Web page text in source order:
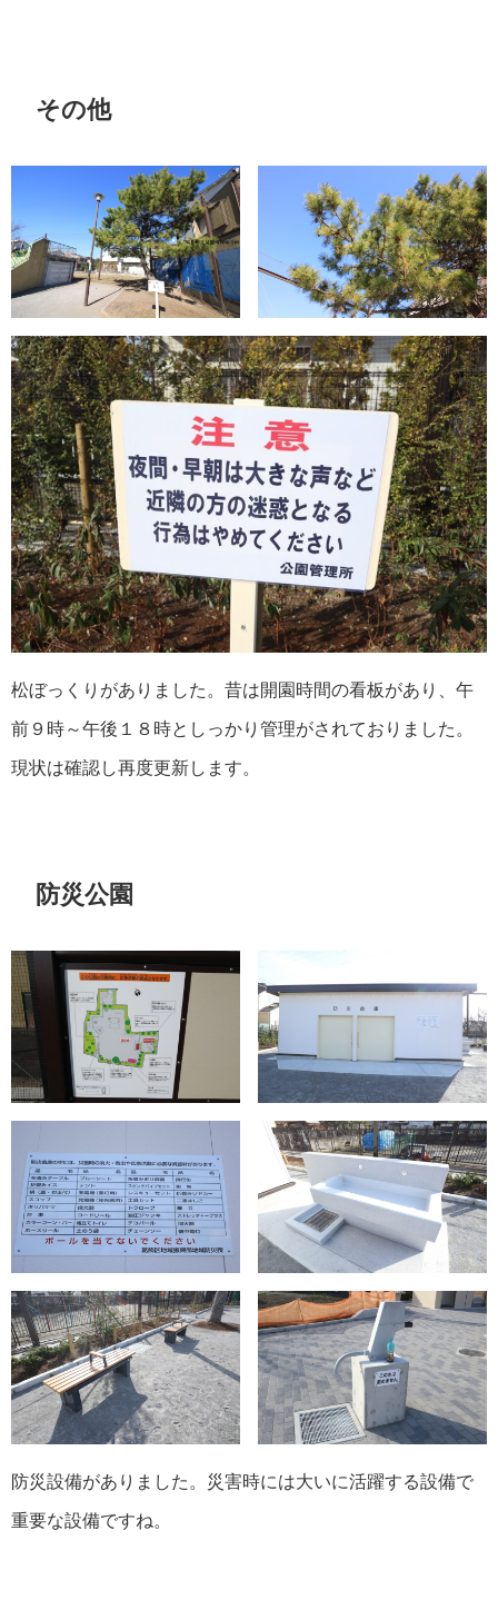
その他
松ぼっくりがありました。昔は開園時間の看板があり、午
前９時～午後１８時としっかり管理がされておりました。
現状は確認し再度更新します。
防災公園
防災設備がありました。災害時には大いに活躍する設備で
重要な設備ですね。